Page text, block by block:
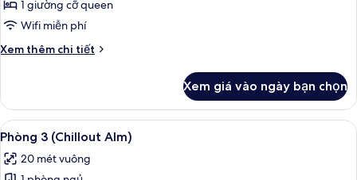
Phòng
đơn
Tiêu
chuẩn
Alm)
1 giường cỡ queen
Wifi miễn phí
Xem thêm chi tiết
Chi
Phòng
đơn
Tiêu
chuẩn
(Cosy
Alm)
Xem giá vào ngày bạn chọn
Xem
tất
cả
Két bảo mật tại phòng, bàn, màn/
10
Phòng 3 (Chillout Alm)
20 mét vuông